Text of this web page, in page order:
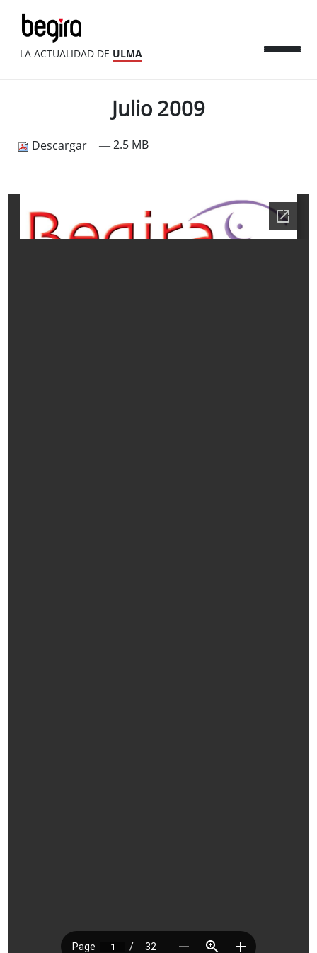
LA ACTUALIDAD DE ULMA
Julio 2009
Descargar — 2.5 MB